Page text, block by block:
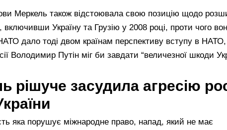
Меркель також відстоювала свою позицію щодо
Україну та Грузію у 2008 році, проти чого
дало тоді двом країнам перспективу вступу в НАТО,
Володимир Путін міг би завдати “величезної шкоди
рішуче засудила агресію
яка порушує міжнародне право, напад, який не має